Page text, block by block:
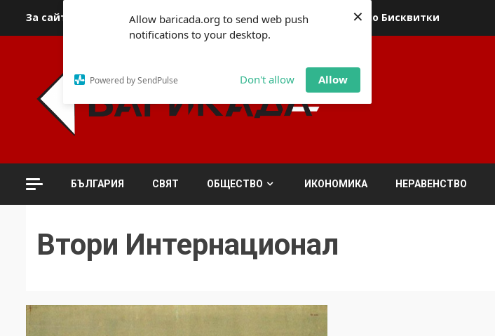
Allow baricada.org to send web push
notifications to your desktop.
Powered by SendPulse Don't allow Allow
×
За сайта За контакти За реклама Политика относно Бисквитки
БЪЛГАРИЯ СВЯТ ОБЩЕСТВО ИКОНОМИКА НЕРАВЕНСТВО
Втори Интернационал